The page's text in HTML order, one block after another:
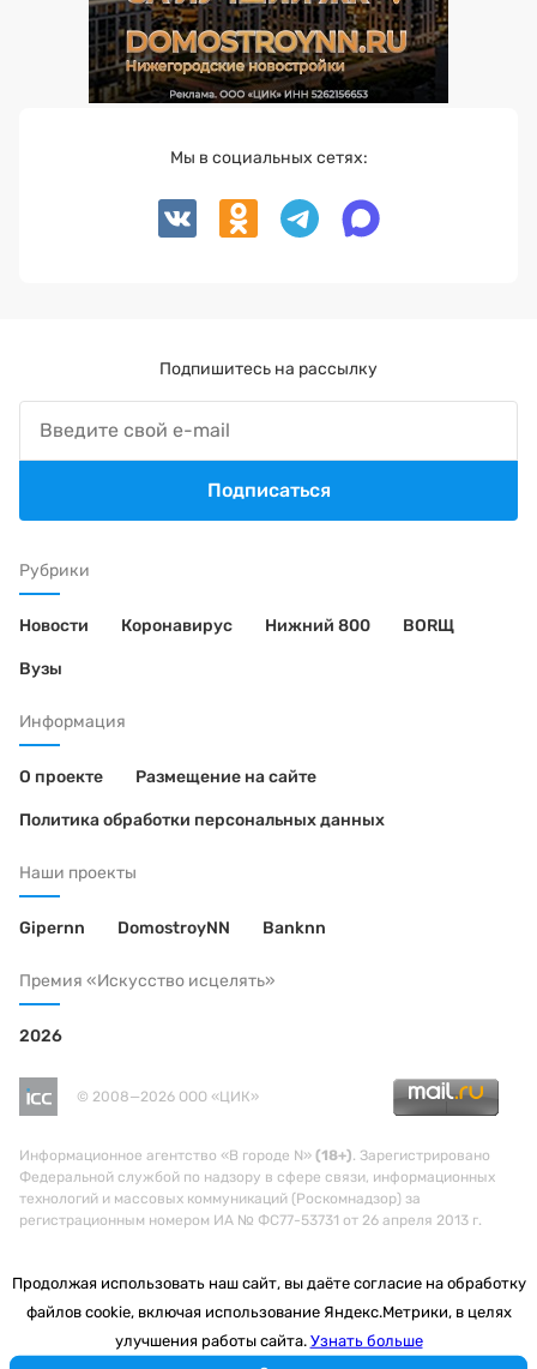
Рубрики
Новости Коронавирус Нижний 800 BORЩ
Вузы
Информация
О проекте Размещение на сайте
Политика обработки персональных данных
Наши проекты
Gipernn DomostroyNN Banknn
Премия «Искусство исцелять»
2026
© 2008—2026 ООО «ЦИК»
Информационное агентство «В городе N» (18+). Зарегистрировано
Федеральной службой по надзору в сфере связи, информационных
технологий и массовых коммуникаций (Роскомнадзор) за
регистрационным номером ИА № ФС77-53731 от 26 апреля 2013 г.
Мы в социальных сетях:
Подпишитесь на рассылку
Подписаться
Продолжая использовать наш сайт, вы даёте согласие на обработку
файлов cookie, включая использование Яндекс.Метрики, в целях
улучшения работы сайта. Узнать больше